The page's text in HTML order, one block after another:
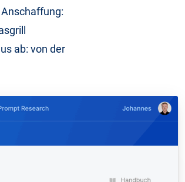
Anschaffung:
ab: von der